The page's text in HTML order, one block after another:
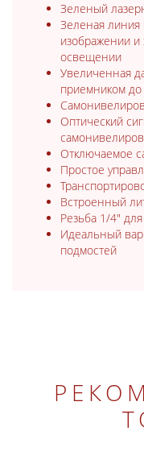
Зеленый
Зеленая
изображении
освещении
Увеличенная
приемником
Оптический
Отключаемое
Простое
Встроенный
Резьба 1/4"
Идеальный
подмостей